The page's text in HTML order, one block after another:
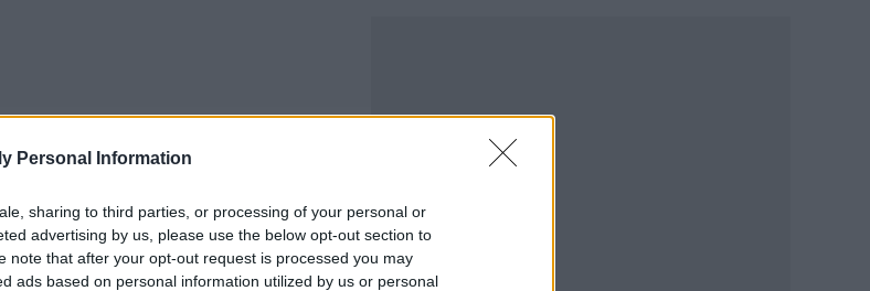
Personal Information
sharing to third parties, or processing of your personal or
advertising by us, please use the below opt-out section to
note that after your opt-out request is processed you may
ads based on personal information utilized by us or personal